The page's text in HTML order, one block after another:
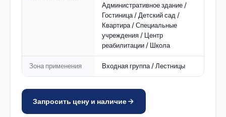
Административное здание /
Гостиница / Детский сад /
Квартира / Специальные
учреждения / Центр
реабилитации / Школа
Зона применения Входная группа / Лестницы
Запросить цену и наличие